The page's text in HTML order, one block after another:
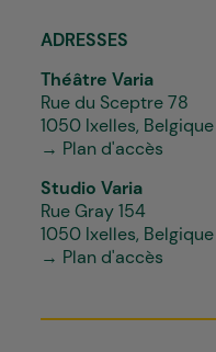
ADRESSES
Théâtre Varia
Rue du Sceptre 78
1050 Ixelles, Belgique
→ Plan d'accès
Studio Varia
Rue Gray 154
1050 Ixelles, Belgique
→ Plan d'accès